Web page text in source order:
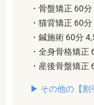
・骨盤矯正 60
・猫背矯正 60
・鍼施術 60分
・全身骨格矯正
・産後骨盤矯正
▶︎ その他の【割